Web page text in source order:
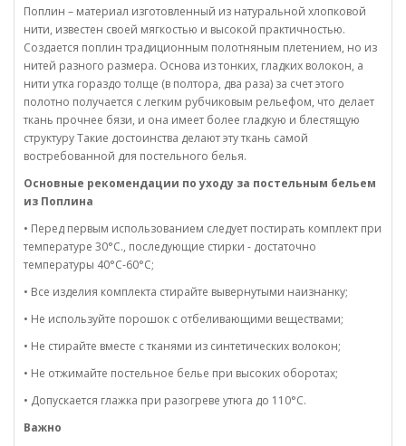
Поплин – материал изготовленный из натуральной хлопковой
нити, известен своей мягкостью и высокой практичностью.
Создается поплин традиционным полотняным плетением, но из
нитей разного размера. Основа из тонких, гладких волокон, а
нити утка гораздо толще (в полтора, два раза) за счет этого
полотно получается с легким рубчиковым рельефом, что делает
ткань прочнее бязи, и она имеет более гладкую и блестящую
структуру Такие достоинства делают эту ткань самой
востребованной для постельного белья.
Основные рекомендации по уходу за постельным бельем
из Поплина
• Перед первым использованием следует постирать комплект при
температуре 30°C., последующие стирки - достаточно
температуры 40°C-60°C;
• Все изделия комплекта стирайте вывернутыми наизнанку;
• Не используйте порошок с отбеливающими веществами;
• Не стирайте вместе с тканями из синтетических волокон;
• Не отжимайте постельное белье при высоких оборотах;
• Допускается глажка при разогреве утюга до 110°C.
Важно